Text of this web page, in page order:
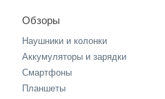
Обзоры
Наушники и колонки
Аккумуляторы и зарядки
Смартфоны
Планшеты